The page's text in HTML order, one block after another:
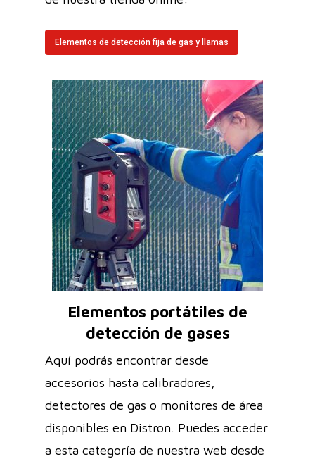
Elementos de detección fija de gas y llamas
Elementos portátiles de
detección de gases
Aquí podrás encontrar desde
accesorios hasta calibradores,
detectores de gas o monitores de área
disponibles en Distron. Puedes acceder
a esta categoría de nuestra web desde